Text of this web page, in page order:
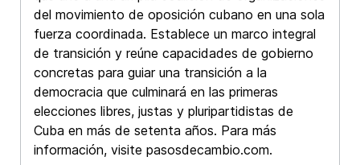
del movimiento de oposición cubano en una sola
fuerza coordinada. Establece un marco integral
de transición y reúne capacidades de gobierno
concretas para guiar una transición a la
democracia que culminará en las primeras
elecciones libres, justas y pluripartidistas de
Cuba en más de setenta años. Para más
información, visite pasosdecambio.com.